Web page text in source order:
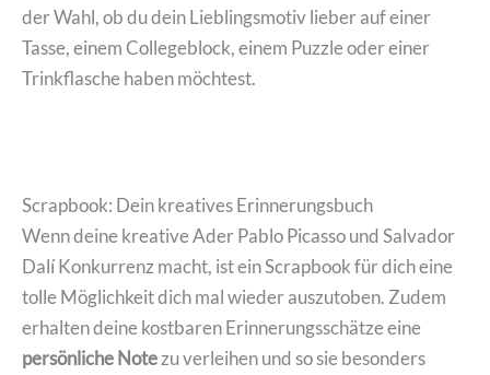
der Wahl, ob du dein Lieblingsmotiv lieber auf einer
Tasse, einem Collegeblock, einem Puzzle oder einer
Trinkflasche haben möchtest.
Scrapbook: Dein kreatives Erinnerungsbuch
Wenn deine kreative Ader Pablo Picasso und Salvador
Dalí Konkurrenz macht, ist ein Scrapbook für dich eine
tolle Möglichkeit dich mal wieder auszutoben. Zudem
erhalten deine kostbaren Erinnerungsschätze eine
persönliche Notezu verleihen und so sie besonders